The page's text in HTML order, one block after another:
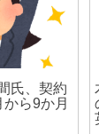
氏、契約
ら9か月